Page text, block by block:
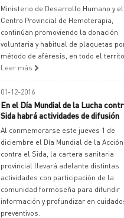
Ministerio de Desarrollo Humano y el
Centro Provincial de Hemoterapia,
continúan promoviendo la donación
voluntaria y habitual de plaquetas
método de aféresis, en todo el
Leer más
01-12-2016
En el Día Mundial de la Lucha
Sida habrá actividades de difusión
Al conmemorarse este jueves 1 de
diciembre el Día Mundial de la Acción
contra el Sida, la cartera sanitaria
provincial llevará adelante distintas
actividades con participación de la
comunidad formoseña para difundir
información y profundizar en
preventivos.